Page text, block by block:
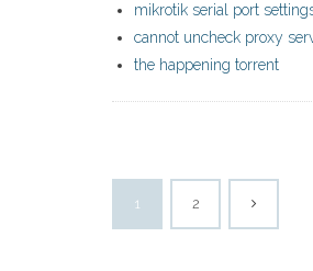
mikrotik serial port
cannot uncheck proxy
the happening torrent
1 2